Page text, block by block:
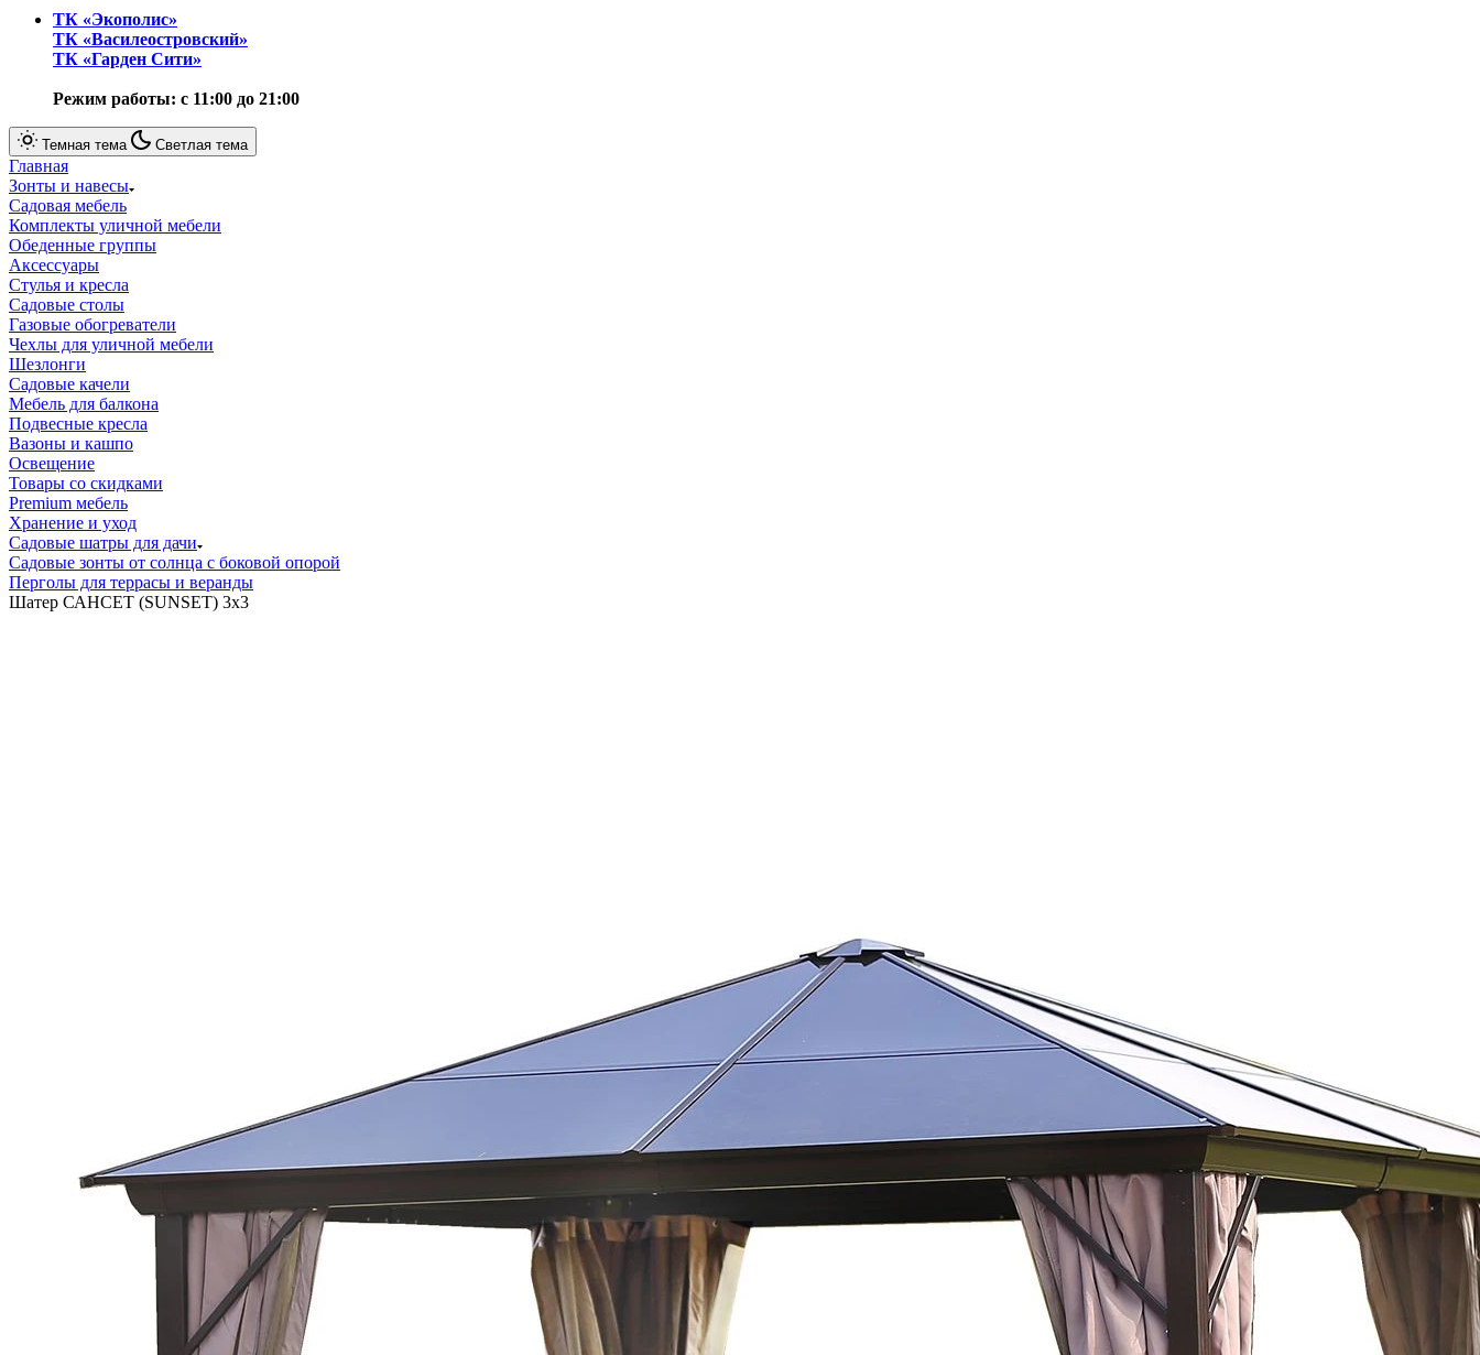
ТК «Экополис»
ТК «Василеостровский»
ТК «Гарден Сити»
Режим работы: с 11:00 до 21:00
Темная тема Светлая тема
Главная
Зонты и навесы
Cадовая мебель
Комплекты уличной мебели
Обеденные группы
Аксессуары
Стулья и кресла
Садовые столы
Газовые обогреватели
Чехлы для уличной мебели
Шезлонги
Садовые качели
Мебель для балкона
Подвесные кресла
Вазоны и кашпо
Освещение
Товары со скидками
Premium мебель
Хранение и уход
Садовые шатры для дачи
Садовые зонты от солнца с боковой опорой
Перголы для террасы и веранды
Шатер САНСЕТ (SUNSET) 3x3